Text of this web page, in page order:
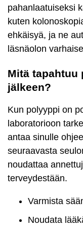
pahanlaatuiseksi
kuten
ehkäisyä, ja ne
läsnäolon
Mitä tapahtuu
jälkeen?
Kun polyyppi on
laboratorioon
antaa sinulle
seuraavasta
noudattaa
terveydestään.
Varmista
Noudata